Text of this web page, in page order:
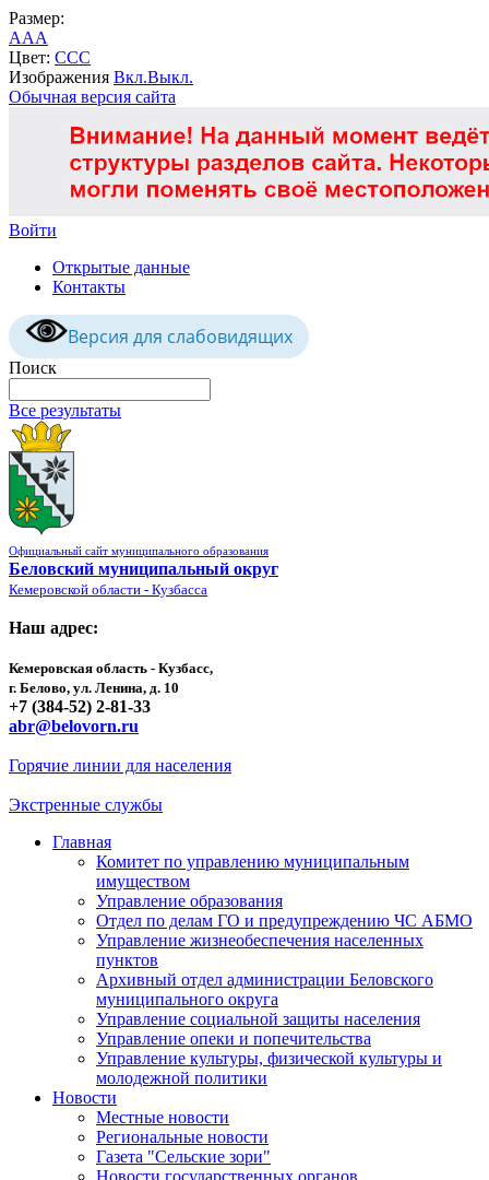
Размер:
AAA
Цвет: CCC
Изображения Вкл.Выкл.
Обычная версия сайта
Войти
Открытые данные
Контакты
Версия для слабовидящих
Поиск
Все результаты
Официальный сайт муниципального образования
Беловский муниципальный округ
Кемеровской области - Кузбасса
Наш адрес:
Кемеровская область - Кузбасс,
г. Белово, ул. Ленина, д. 10
+7 (384-52) 2-81-33
abr@belovorn.ru
Горячие линии для населения
Экстренные службы
Главная
Комитет по управлению муниципальным
имуществом
Управление образования
Отдел по делам ГО и предупреждению ЧС АБМО
Управление жизнеобеспечения населенных
пунктов
Архивный отдел администрации Беловского
муниципального округа
Управление социальной защиты населения
Управление опеки и попечительства
Управление культуры, физической культуры и
молодежной политики
Новости
Местные новости
Региональные новости
Газета "Сельские зори"
Новости государственных органов